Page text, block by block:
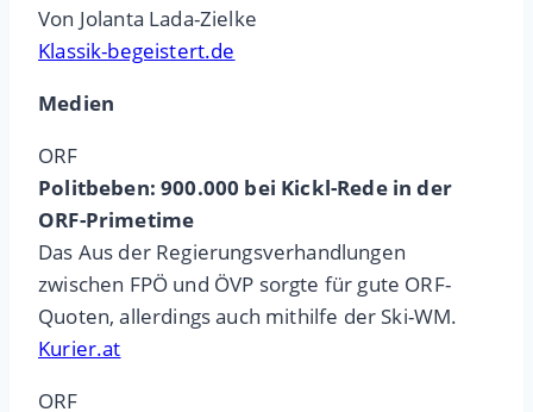
Von Jolanta Lada-Zielke
Klassik-begeistert.de
Medien
ORF
Politbeben: 900.000 bei Kickl-Rede in der
ORF-Primetime
Das Aus der Regierungsverhandlungen
zwischen FPÖ und ÖVP sorgte für gute ORF-
Quoten, allerdings auch mithilfe der Ski-WM.
Kurier.at
ORF